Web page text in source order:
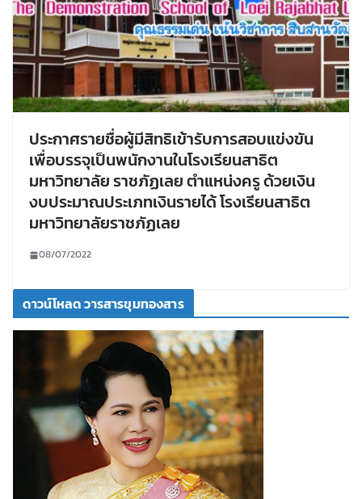
ประกาศรายชื่อผู้มีสิทธิเข้ารับการสอบแข่งขัน
เพื่อบรรจุเป็นพนักงานในโรงเรียนสาธิต
มหาวิทยาลัย ราชภัฏเลย ตำแหน่งครู ด้วยเงิน
งบประมาณประเภทเงินรายได้ โรงเรียนสาธิต
มหาวิทยาลัยราชภัฏเลย
08/07/2022
ดาวน์โหลด วารสารขุมทองสาร